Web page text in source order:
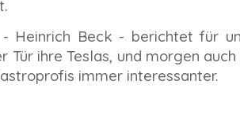
Heinrich Beck - berichtet für
Tür ihre Teslas, und morgen
immer interessanter.